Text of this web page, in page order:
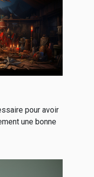
pour avoir
une bonne